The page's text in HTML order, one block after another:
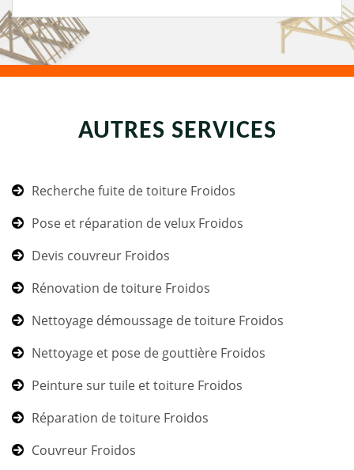
AUTRES SERVICES
Recherche fuite de toiture Froidos
Pose et réparation de velux Froidos
Devis couvreur Froidos
Rénovation de toiture Froidos
Nettoyage démoussage de toiture Froidos
Nettoyage et pose de gouttière Froidos
Peinture sur tuile et toiture Froidos
Réparation de toiture Froidos
Couvreur Froidos